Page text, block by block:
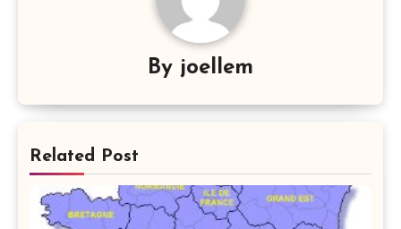
By joellem
Related Post